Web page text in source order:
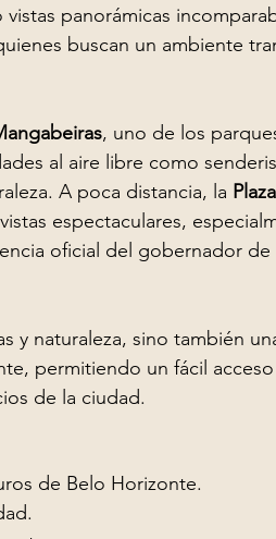
panorámicas
buscan un ambiente
, uno de los
al aire libre como
A poca distancia, la
espectaculares,
oficial del gobernador de
y naturaleza, sino también
permitiendo un fácil
de la ciudad.
de Belo Horizonte.